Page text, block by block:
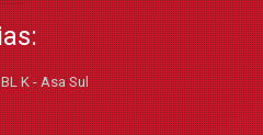
K - Asa Sul